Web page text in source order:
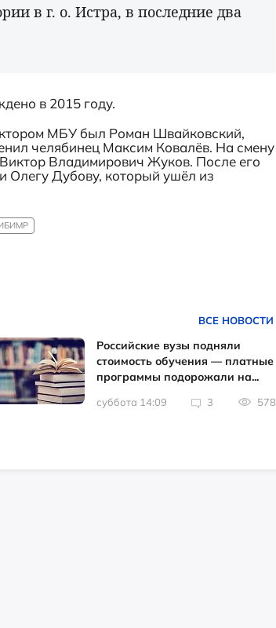
в г. о. Истра, в последние два
в 2015 году.
МБУ был Роман Швайковский,
челябинец Максим Ковалёв. На смену
Владимирович Жуков. После его
Дубову, который ушёл из
ВСЕ НОВОСТИ
Российские вузы подняли
стоимость обучения — платные
программы подорожали на...
суббота 14:09 3 578